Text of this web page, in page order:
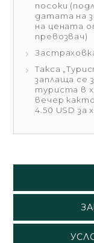
посоки
датата на
на цената
превозвач)
Такса
заплаща се
туриста в
вечер както
4.50 USD за